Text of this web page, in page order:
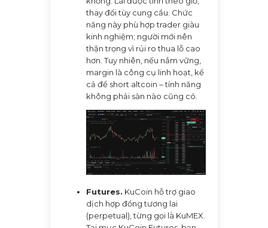
thay đổi tùy cung cầu. Chức
năng này phù hợp trader giàu
kinh nghiệm; người mới nên
thận trọng vì rủi ro thua lỗ cao
hơn. Tuy nhiên, nếu nắm vững,
margin là công cụ linh hoạt, kể
cả để short altcoin – tính năng
không phải sàn nào cũng có.
Futures. KuCoin hỗ trợ giao
dịch hợp đồng tương lai
(perpetual), từng gọi là KuMEX.